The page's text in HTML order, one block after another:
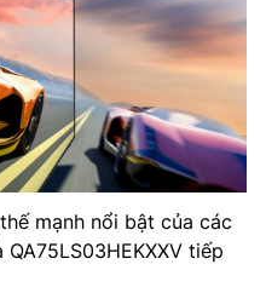
mạnh nổi bật của các
tiếp